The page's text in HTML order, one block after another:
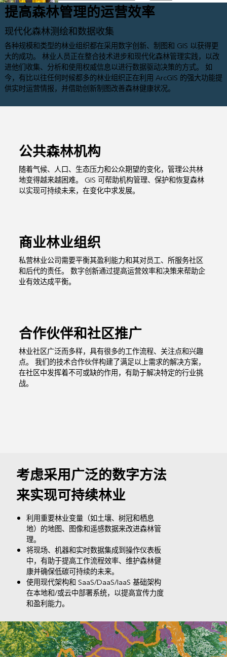
提高森林管理的运营效率
现代化森林测绘和数据收集
各种规模和类型的林业组织都在采用数字创新、制图和 GIS 以获得更
大的成功。 林业人员正在整合技术进步和现代化森林管理实践，以改
进他们收集、分析和使用权威信息以进行数据驱动决策的方式。 如
今，有比以往任何时候都多的林业组织正在利用 ArcGIS 的强大功能提
供实时运营情报，并借助创新制图改善森林健康状况。
公共森林机构
随着气候、人口、生态压力和公众期望的变化，管理公共林
地变得越来越困难。 GIS 可帮助机构管理、保护和恢复森林
以实现可持续未来，在变化中求发展。
商业林业组织
私营林业公司需要平衡其盈利能力和其对员工、所服务社区
和后代的责任。 数字创新通过提高运营效率和决策来帮助企
业有效达成平衡。
合作伙伴和社区推广
林业社区广泛而多样，具有很多的工作流程、关注点和兴趣
点。 我们的技术合作伙伴构建了满足以上需求的解决方案，
在社区中发挥着不可或缺的作用，有助于解决特定的行业挑
战。
考虑采用广泛的数字方法
来实现可持续林业
利用重要林业变量（如土壤、树冠和栖息
地）的地图、图像和遥感数据来改进森林管
理。
将现场、机器和实时数据集成到操作仪表板
中，有助于提高工作流程效率、维护森林健
康并确保低碳可持续的未来。
使用现代架构和 SaaS/DaaS/IaaS 基础架构
在本地和/或云中部署系统，以提高宣传力度
和盈利能力。